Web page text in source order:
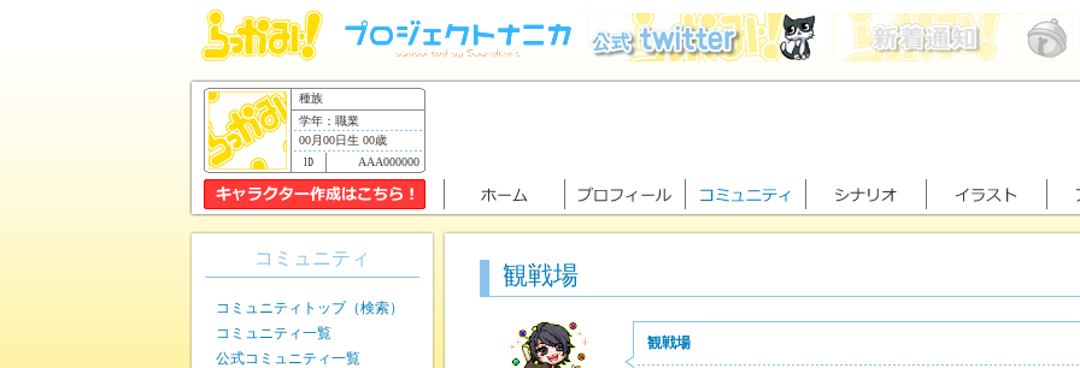
種族
学年：職業
00月00日生 00歳
AAA000000
観戦場
観戦場
コミュニティ
コミュニティトップ（検索）
コミュニティ一覧
公式コミュニティ一覧